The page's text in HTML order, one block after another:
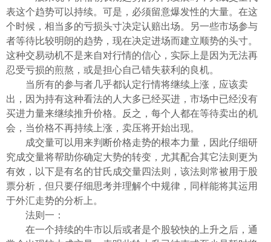
表这个趋势可以持续。可是，必须留意爆发性的大量。在这
个时候，相当多的亏损头寸决定认赔出场。另一些市场参与
者等待比较明朗的趋势，现在决定进场而建立顺势的头寸。
这种交易动机不是来自对行情的信心，实际上是因为无法再
忍受亏损的煎熬，或是担心自己错失获利的良机。
当所有的参与者几乎都认定行情将继续上涨，应该卖
出，因为持有这种看法的人大多已经买进，市场中已经没有
买进力量来继续推升价格。反之，每个人都在等待卖出的机
会，当价格不再持续上涨，卖压将开始出现。
成交量可以用来判断价格走势的根本力量，因此仔细研
究成交量将帮助你确定大势的转变，尤其配合其它法则更为
有效，以下是有名的甘氏成交量四法则，该法则常被用于股
票分析，但只要仔细思考并理解个中规律，同样能将其运用
于外汇走势的分析上。
法则一：
在一个持续的牛市以后或者是个股较快的上升之后，通